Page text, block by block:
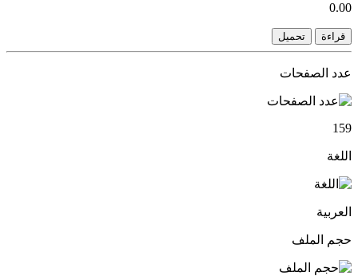
0.00
قراءة تحميل
عدد الصفحات
159
اللغة
العربية
حجم الملف